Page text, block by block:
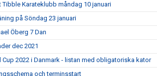
Tibble Karateklubb måndag 10 januari
på Söndag 23 januari
Öberg 7 Dan
dec 2021
Cup 2022 i Danmark - listan med obligatoriska kator
och terminsstart